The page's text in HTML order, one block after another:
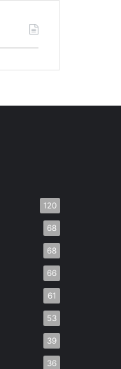
120
68
68
66
61
53
39
36